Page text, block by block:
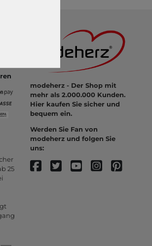
25
modeherz - Der Shop mit
mehr als 2.000.000 Kunden.
Hier kaufen Sie sicher und
bequem ein.
Werden Sie Fan von
modeherz und folgen Sie
uns: